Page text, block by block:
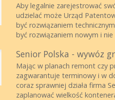
Aby legalnie zarejestrować
udzielać może Urząd
być rozwiązaniem
być rozwiązaniem nowym i
Senior Polska - wywóz
Mając w planach remont czy
zagwarantuje terminowy i w
coraz sprawniej działa firma
zaplanować wielkość